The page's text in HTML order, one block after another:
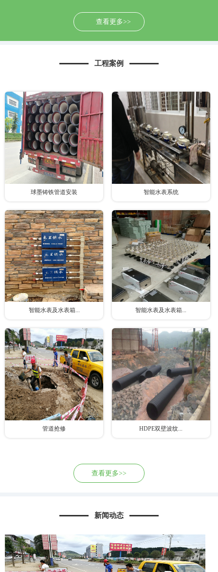
查看更多>>
工程案例
球墨铸铁管道安装 智能水表系统
智能水表及水表箱... 智能水表及水表箱...
管道抢修 HDPE双壁波纹...
查看更多>>
新闻动态